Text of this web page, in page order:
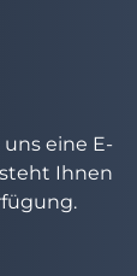
eine E-
steht Ihnen